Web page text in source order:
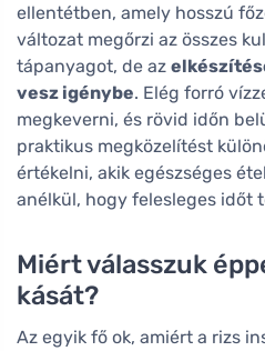
ellentétben, amely hosszú
változat megőrzi az összes
tápanyagot, de az
vesz igénybe. Elég forró
megkeverni, és rövid időn
praktikus megközelítést
értékelni, akik egészséges
anélkül, hogy felesleges időt
Miért válasszuk
kását?
Az egyik fő ok, amiért a rizs